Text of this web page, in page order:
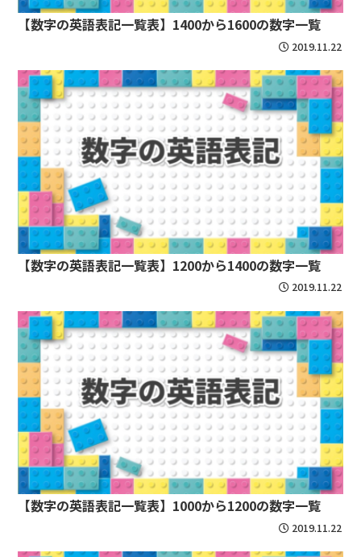
【数字の英語表記一覧表】1400から1600の数字一覧
2019.11.22
【数字の英語表記一覧表】1200から1400の数字一覧
2019.11.22
【数字の英語表記一覧表】1000から1200の数字一覧
2019.11.22